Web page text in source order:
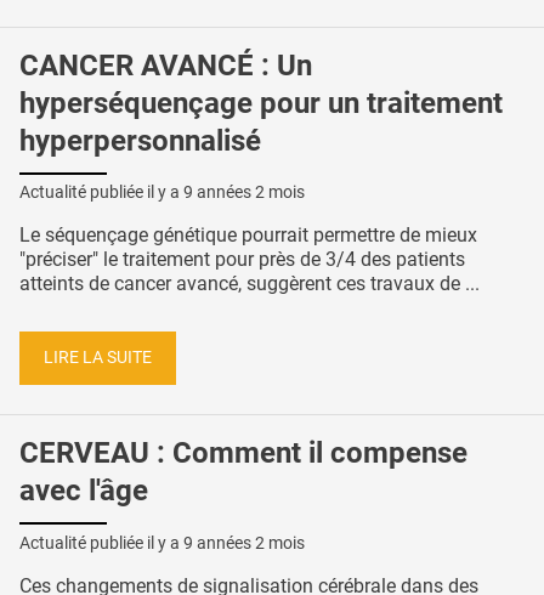
CANCER AVANCÉ : Un
hyperséquençage pour un traitement
hyperpersonnalisé
Actualité publiée il y a 9 années 2 mois
Le séquençage génétique pourrait permettre de mieux
"préciser" le traitement pour près de 3/4 des patients
atteints de cancer avancé, suggèrent ces travaux de ...
LIRE LA SUITE
CERVEAU : Comment il compense
avec l'âge
Actualité publiée il y a 9 années 2 mois
Ces changements de signalisation cérébrale dans des